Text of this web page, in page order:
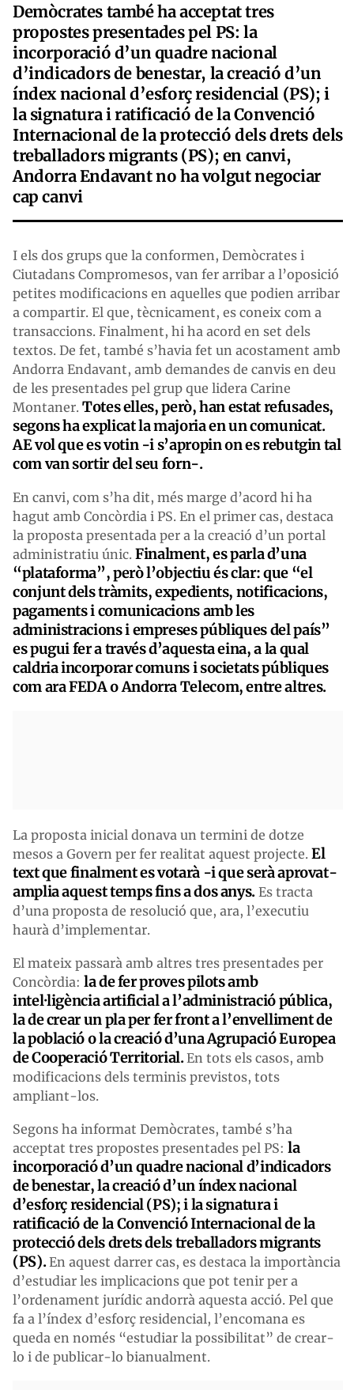
Demòcrates també ha acceptat tres
propostes presentades pel PS: la
incorporació d’un quadre nacional
d’indicadors de benestar, la creació d’un
índex nacional d’esforç residencial (PS); i
la signatura i ratificació de la Convenció
Internacional de la protecció dels drets dels
treballadors migrants (PS); en canvi,
Andorra Endavant no ha volgut negociar
cap canvi
I els dos grups que la conformen, Demòcrates i
Ciutadans Compromesos, van fer arribar a l’oposició
petites modificacions en aquelles que podien arribar
a compartir. El que, tècnicament, es coneix com a
transaccions. Finalment, hi ha acord en set dels
textos. De fet, també s’havia fet un acostament amb
Andorra Endavant, amb demandes de canvis en deu
de les presentades pel grup que lidera Carine
Montaner. Totes elles, però, han estat refusades,
segons ha explicat la majoria en un comunicat.
AE vol que es votin -i s’apropin on es rebutgin tal
com van sortir del seu forn-.
En canvi, com s’ha dit, més marge d’acord hi ha
hagut amb Concòrdia i PS. En el primer cas, destaca
la proposta presentada per a la creació d’un portal
administratiu únic. Finalment, es parla d’una
“plataforma”, però l’objectiu és clar: que “el
conjunt dels tràmits, expedients, notificacions,
pagaments i comunicacions amb les
administracions i empreses públiques del país”
es pugui fer a través d’aquesta eina, a la qual
caldria incorporar comuns i societats públiques
com ara FEDA o Andorra Telecom, entre altres.
La proposta inicial donava un termini de dotze
mesos a Govern per fer realitat aquest projecte. El
text que finalment es votarà -i que serà aprovat-
amplia aquest temps fins a dos anys. Es tracta
d’una proposta de resolució que, ara, l’executiu
haurà d’implementar.
El mateix passarà amb altres tres presentades per
Concòrdia: la de fer proves pilots amb
intel·ligència artificial a l’administració pública,
la de crear un pla per fer front a l’envelliment de
la població o la creació d’una Agrupació Europea
de Cooperació Territorial.En tots els casos, amb
modificacions dels terminis previstos, tots
ampliant-los.
Segons ha informat Demòcrates, també s’ha
acceptat tres propostes presentades pel PS: la
incorporació d’un quadre nacional d’indicadors
de benestar, la creació d’un índex nacional
d’esforç residencial (PS); i la signatura i
ratificació de la Convenció Internacional de la
protecció dels drets dels treballadors migrants
(PS).En aquest darrer cas, es destaca la importància
d’estudiar les implicacions que pot tenir per a
l’ordenament jurídic andorrà aquesta acció. Pel que
fa a l’índex d’esforç residencial, l’encomana es
queda en només “estudiar la possibilitat” de crear-
lo i de publicar-lo bianualment.